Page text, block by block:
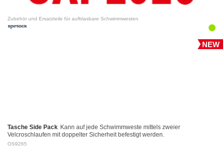
Zubehör und Ersatzteile für aufblasbare Schwimmwesten
NEW
Tasche Side Pack Kann auf jede Schwimmweste mittels zweier
Velcroschlaufen mit doppelter Sicherheit befestigt werden.
OS9265